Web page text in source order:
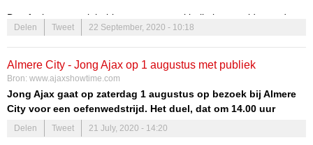
De afgelopen week hebben er weer veel balletjes gerold over de
hele wereld, en een aantal ex-Ajacieden hebben ook weer wat
meegemaakt. In deze rubriek kijken we elke week naar een aantal
oud-Ajax spelers en hoe ze presteren in het buitenland.
Donny van de Beek
Delen Tweet 22 September, 2020 - 10:18
Almere City - Jong Ajax op 1 augustus met publiek
Bron: www.ajaxshowtime.com
Jong Ajax gaat op zaterdag 1 augustus op bezoek bij Almere
City voor een oefenwedstrijd. Het duel, dat om 14.00 uur
begint in het Yanmar Stadion, is toegankelijk voor publiek. De
Almeerse club laat via
Delen Tweet 21 July, 2020 - 14:20